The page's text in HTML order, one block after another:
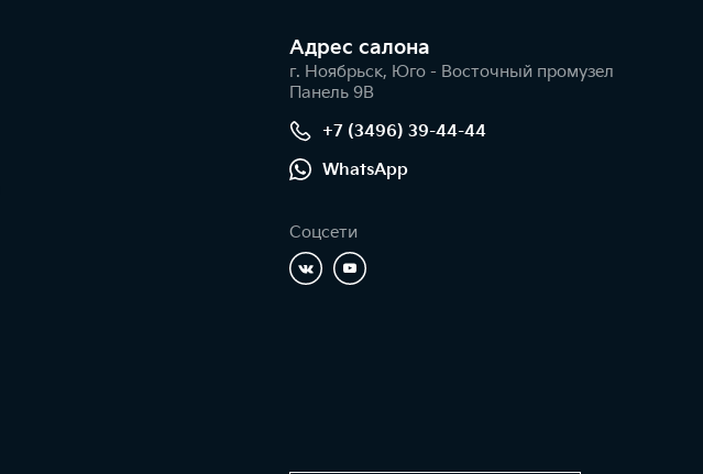
Адрес салонa
г. Ноябрьск, Юго - Восточный промузел
Панель 9В
+7 (3496) 39-44-44
WhatsApp
Соцсети